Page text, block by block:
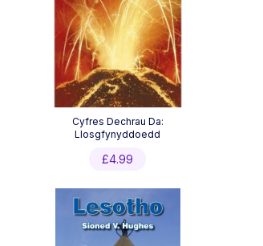
Cyfres Dechrau Da:
Llosgfynyddoedd
£4.99